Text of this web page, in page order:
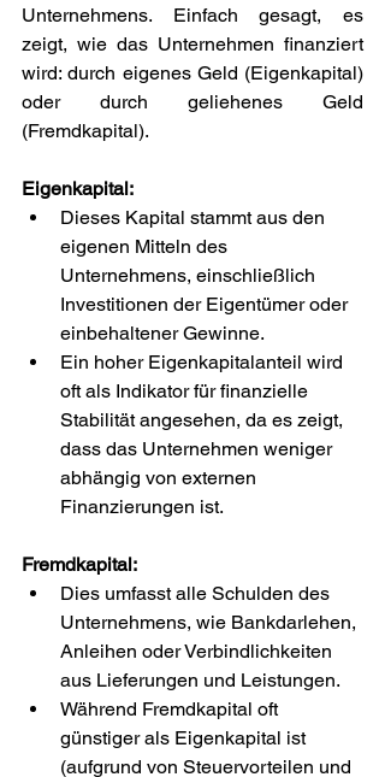
Unternehmens. Einfach gesagt, es
zeigt, wie das Unternehmen finanziert
wird: durch eigenes Geld (Eigenkapital)
oder durch geliehenes Geld
(Fremdkapital).
Eigenkapital:
Dieses Kapital stammt aus den
eigenen Mitteln des
Unternehmens, einschließlich
Investitionen der Eigentümer oder
einbehaltener Gewinne.
Ein hoher Eigenkapitalanteil wird
oft als Indikator für finanzielle
Stabilität angesehen, da es zeigt,
dass das Unternehmen weniger
abhängig von externen
Finanzierungen ist.
Fremdkapital:
Dies umfasst alle Schulden des
Unternehmens, wie Bankdarlehen,
Anleihen oder Verbindlichkeiten
aus Lieferungen und Leistungen.
Während Fremdkapital oft
günstiger als Eigenkapital ist
(aufgrund von Steuervorteilen und